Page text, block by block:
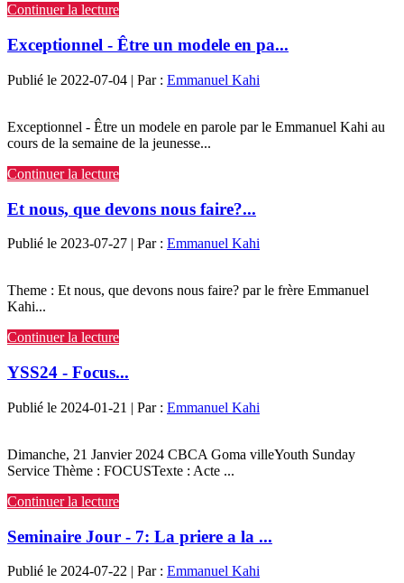
Continuer la lecture
Exceptionnel - Être un modele en pa...
Publié le 2022-07-04 | Par : Emmanuel Kahi
Exceptionnel - Être un modele en parole par le Emmanuel Kahi au
cours de la semaine de la jeunesse...
Continuer la lecture
Et nous, que devons nous faire?...
Publié le 2023-07-27 | Par : Emmanuel Kahi
Theme : Et nous, que devons nous faire? par le frère Emmanuel
Kahi...
Continuer la lecture
YSS24 - Focus...
Publié le 2024-01-21 | Par : Emmanuel Kahi
Dimanche, 21 Janvier 2024 CBCA Goma villeYouth Sunday
Service Thème : FOCUSTexte : Acte ...
Continuer la lecture
Seminaire Jour - 7: La priere a la ...
Publié le 2024-07-22 | Par : Emmanuel Kahi